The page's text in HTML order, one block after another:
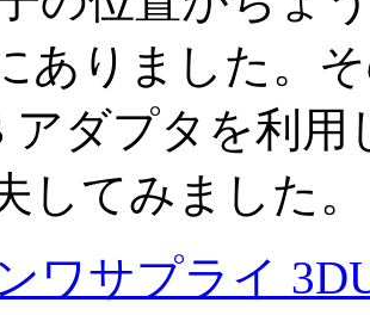
ありました。
アダプタを利
してみました。
ワサプライ